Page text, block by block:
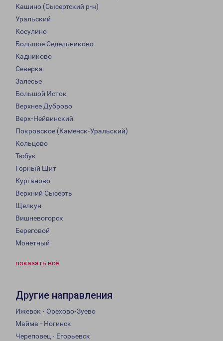
Кашино (Сысертский р-н)
Уральский
Косулино
Большое Седельниково
Кадниково
Северка
Залесье
Большой Исток
Верхнее Дуброво
Верх-Нейвинский
Покровское (Каменск-Уральский)
Кольцово
Тюбук
Горный Щит
Курганово
Верхний Сысерть
Щелкун
Вишневогорск
Береговой
Монетный
показать всё
Другие направления
Ижевск - Орехово-Зуево
Майма - Ногинск
Череповец - Егорьевск